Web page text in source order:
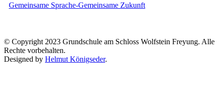
Gemeinsame Sprache-Gemeinsame Zukunft
© Copyright 2023 Grundschule am Schloss Wolfstein Freyung. Alle
Rechte vorbehalten.
Designed by Helmut Königseder.